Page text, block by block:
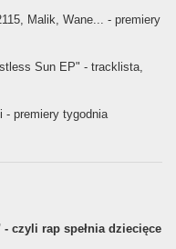
Malik, Wane... - premiery
Sun EP" - tracklista,
- premiery tygodnia
czyli rap spełnia dziecięce